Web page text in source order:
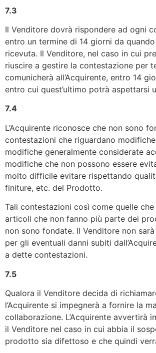
7.3
Il Venditore dovrà rispondere ad ogni
entro un termine di 14 giorni da
ricevuta. Il Venditore, nel caso in cui
riuscire a gestire la contestazione per
comunicherà all’Acquirente, entro 14
entro cui quest’ultimo potrà aspettarsi
7.4
L’Acquirente riconosce che non sono
contestazioni che riguardano
modifiche generalmente considerate
modifiche che non possono essere
molto difficile evitare rispettando
finiture, etc. del Prodotto.
Tali contestazioni così come quelle
articoli che non fanno più parte dei
non sono fondate. Il Venditore non
per gli eventuali danni subiti
a dette contestazioni.
7.5
Qualora il Venditore decida di
l’Acquirente si impegnerà a fornire la
collaborazione. L’Acquirente avvertirà
il Venditore nel caso in cui abbia il
prodotto sia difettoso e che quindi